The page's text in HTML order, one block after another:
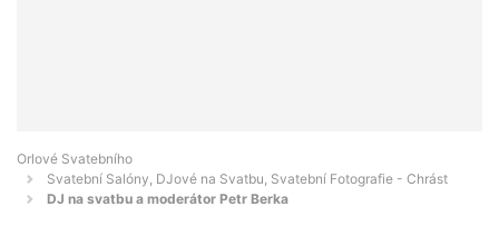
Orlové Svatebního
Svatební Salóny, DJové na Svatbu, Svatební Fotografie - Chrást
DJ na svatbu a moderátor Petr Berka